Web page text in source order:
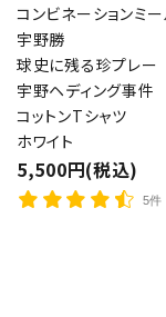
コンビネーションミ
宇野勝
球史に残る珍プレー
宇野ヘディング事件
コットンTシャツ
ホワイト
5,500円(税込)
5件